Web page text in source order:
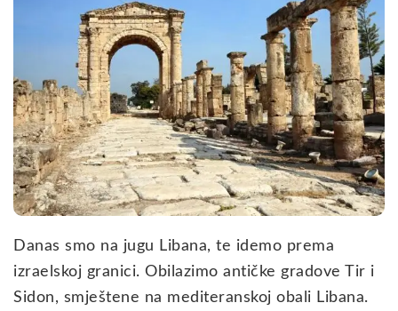
Danas smo na jugu Libana, te idemo prema
izraelskoj granici. Obilazimo antičke gradove Tir i
Sidon, smještene na mediteranskoj obali Libana.